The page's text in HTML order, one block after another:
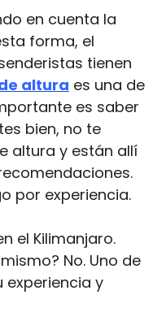
en cuenta la
forma, el
tienen
altura es una de
es saber
bien, no te
altura y están allí
por experiencia.
el Kilimanjaro.
No. Uno de
y